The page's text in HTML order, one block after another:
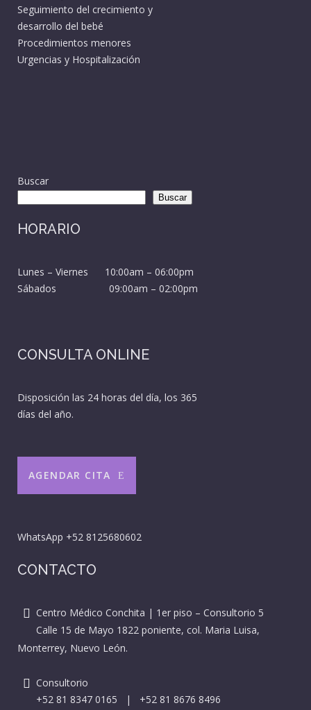
Seguimiento del crecimiento y
desarrollo del bebé
Procedimientos menores
Urgencias y Hospitalización
Buscar
Buscar
HORARIO
Lunes – Viernes 10:00am – 06:00pm
Sábados 09:00am – 02:00pm
CONSULTA ONLINE
Disposición las 24 horas del día, los 365
días del año.
AGENDAR CITA
WhatsApp +52 8125680602
CONTACTO
Centro Médico Conchita | 1er piso – Consultorio 5
Calle 15 de Mayo 1822 poniente, col. Maria Luisa,
Monterrey, Nuevo León.
Consultorio
+52 81 8347 0165 | +52 81 8676 8496